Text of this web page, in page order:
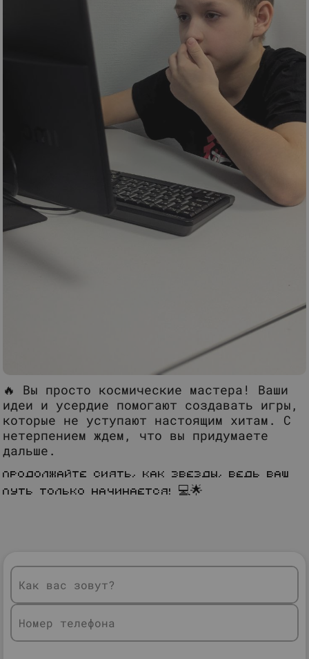
🔥 Вы просто космические мастера! Ваши
идеи и усердие помогают создавать игры,
которые не уступают настоящим хитам. С
нетерпением ждем, что вы придумаете
дальше.
Продолжайте сиять, как звезды, ведь ваш
путь только начинается! 💻🌟
Как вас зовут?
Номер телефона